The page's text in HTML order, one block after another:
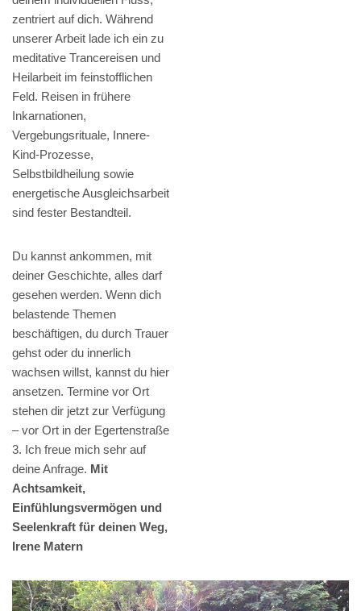
zentriert auf dich. Während
unserer Arbeit lade ich ein zu
meditative Trancereisen und
Heilarbeit im feinstofflichen
Feld. Reisen in frühere
Inkarnationen,
Vergebungsrituale, Innere-
Kind-Prozesse,
Selbstbildheilung sowie
energetische Ausgleichsarbeit
sind fester Bestandteil.
Du kannst ankommen, mit
deiner Geschichte, alles darf
gesehen werden. Wenn dich
belastende Themen
beschäftigen, du durch Trauer
gehst oder du innerlich
wachsen willst, kannst du hier
ansetzen. Termine vor Ort
stehen dir jetzt zur Verfügung
– vor Ort in der Egertenstraße
3. Ich freue mich sehr auf
deine Anfrage. Mit
Achtsamkeit,
Einfühlungsvermögen und
Seelenkraft für deinen Weg,
Irene Matern